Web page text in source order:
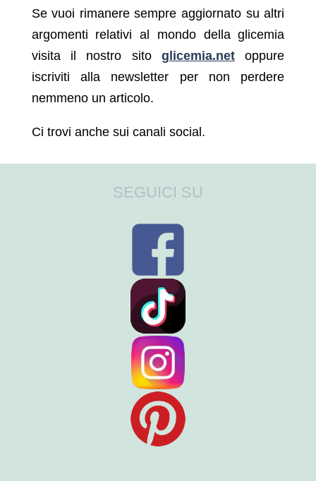
Se vuoi rimanere sempre aggiornato su altri
argomenti relativi al mondo della glicemia
visita il nostro sito glicemia.netoppure
iscriviti alla newsletter per non perdere
nemmeno un articolo.
Ci trovi anche sui canali social.
SEGUICI SU